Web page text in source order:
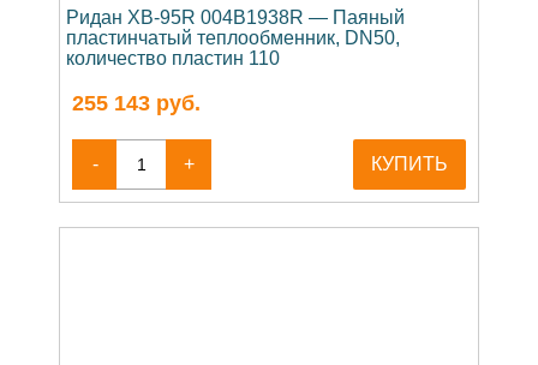
Ридан XB-95R 004B1938R — Паяный
пластинчатый теплообменник, DN50,
количество пластин 110
255 143 руб.
- + КУПИТЬ